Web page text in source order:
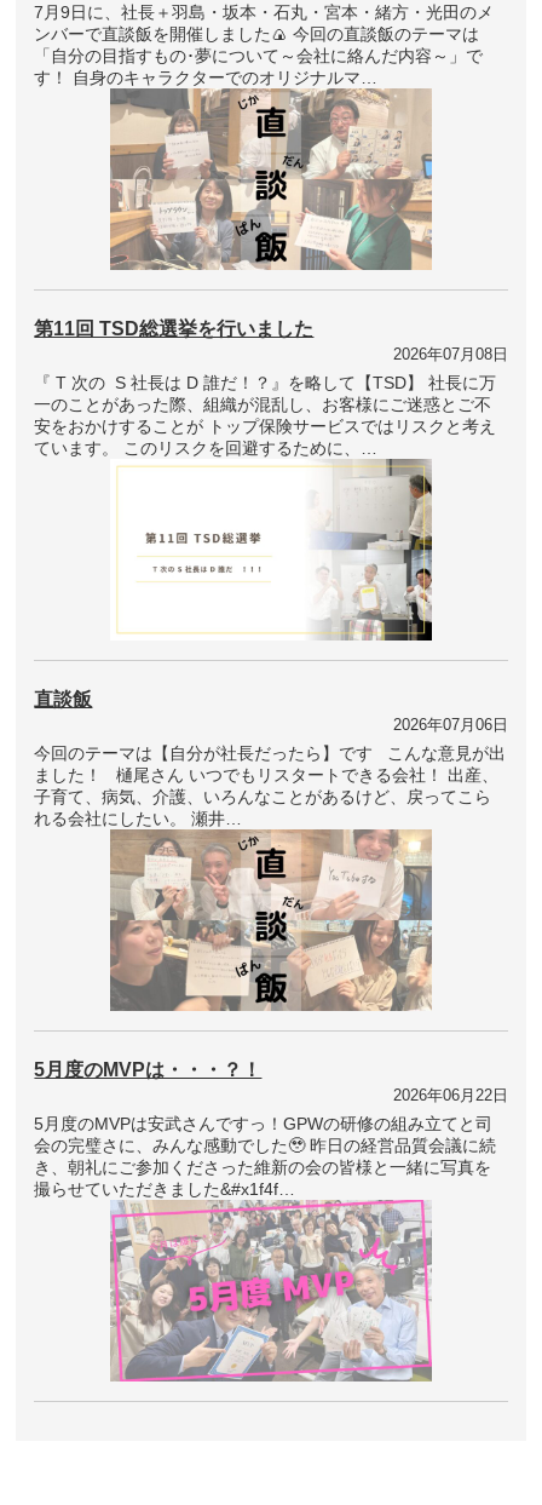
7月9日に、社長＋羽島・坂本・石丸・宮本・緒方・光田のメ
ンバーで直談飯を開催しました🍙 今回の直談飯のテーマは
「自分の目指すもの･夢について～会社に絡んだ内容～」で
す！ 自身のキャラクターでのオリジナルマ…
第11回 TSD総選挙を行いました
2026年07月08日
『 T 次の S 社長は D 誰だ！？』を略して【TSD】 社長に万
一のことがあった際、組織が混乱し、お客様にご迷惑とご不
安をおかけすることが トップ保険サービスではリスクと考え
ています。 このリスクを回避するために、…
直談飯
2026年07月06日
今回のテーマは【自分が社長だったら】です こんな意見が出
ました！ 樋尾さん いつでもリスタートできる会社！ 出産、
子育て、病気、介護、いろんなことがあるけど、戻ってこら
れる会社にしたい。 瀬井…
5月度のMVPは・・・？！
2026年06月22日
5月度のMVPは安武さんですっ！GPWの研修の組み立てと司
会の完璧さに、みんな感動でした🥹 昨日の経営品質会議に続
き、朝礼にご参加くださった維新の会の皆様と一緒に写真を
撮らせていただきました&#x1f4f…